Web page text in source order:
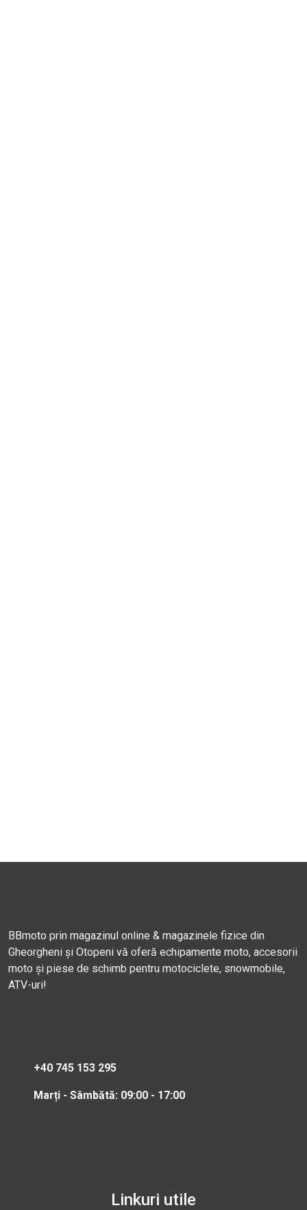
BBmoto prin magazinul online & magazinele fizice din
Gheorgheni și Otopeni vă oferă echipamente moto, accesorii
moto și piese de schimb pentru motociclete, snowmobile,
ATV-uri!
+40 745 153 295
Marți - Sâmbătă: 09:00 - 17:00
Linkuri utile